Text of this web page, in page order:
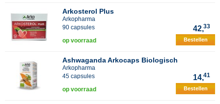
Arkosterol Plus
Arkopharma
90 capsules
42,33
op voorraad Bestellen
Ashwaganda Arkocaps Biologisch
Arkopharma
45 capsules
14,41
op voorraad Bestellen